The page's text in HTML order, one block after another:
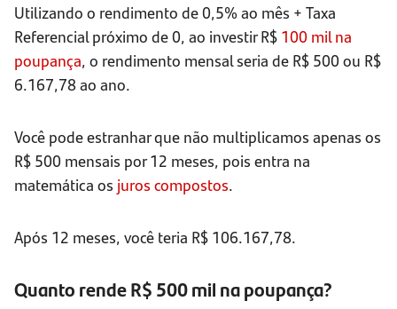
Utilizando o rendimento de 0,5% ao mês + Taxa
Referencial próximo de 0, ao investir R$ 100 mil na
poupança, o rendimento mensal seria de R$ 500 ou R$
6.167,78 ao ano.
Você pode estranhar que não multiplicamos apenas os
R$ 500 mensais por 12 meses, pois entra na
matemática os juros compostos.
Após 12 meses, você teria R$ 106.167,78.
Quanto rende R$ 500 mil na poupança?